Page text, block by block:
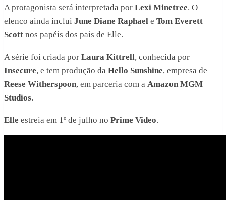
A protagonista será interpretada por Lexi Minetree. O
elenco ainda inclui June Diane Raphael e Tom Everett
Scott nos papéis dos pais de Elle.
A série foi criada por Laura Kittrell, conhecida por
Insecure, e tem produção da Hello Sunshine, empresa de
Reese Witherspoon, em parceria com a Amazon MGM
Studios.
Elle estreia em 1º de julho no Prime Video.